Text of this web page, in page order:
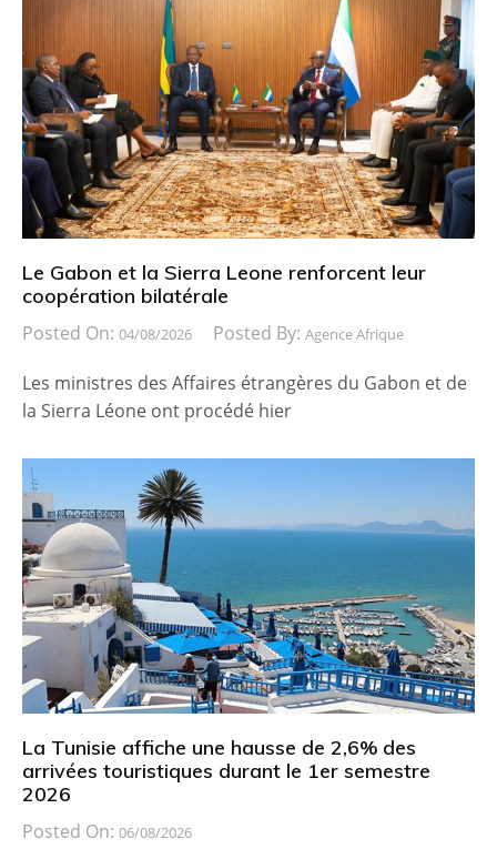
Le Gabon et la Sierra Leone renforcent leur
coopération bilatérale
Posted On: 04/08/2026 Posted By: Agence Afrique
Les ministres des Affaires étrangères du Gabon et de
la Sierra Léone ont procédé hier
La Tunisie affiche une hausse de 2,6% des
arrivées touristiques durant le 1er semestre
2026
Posted On: 06/08/2026